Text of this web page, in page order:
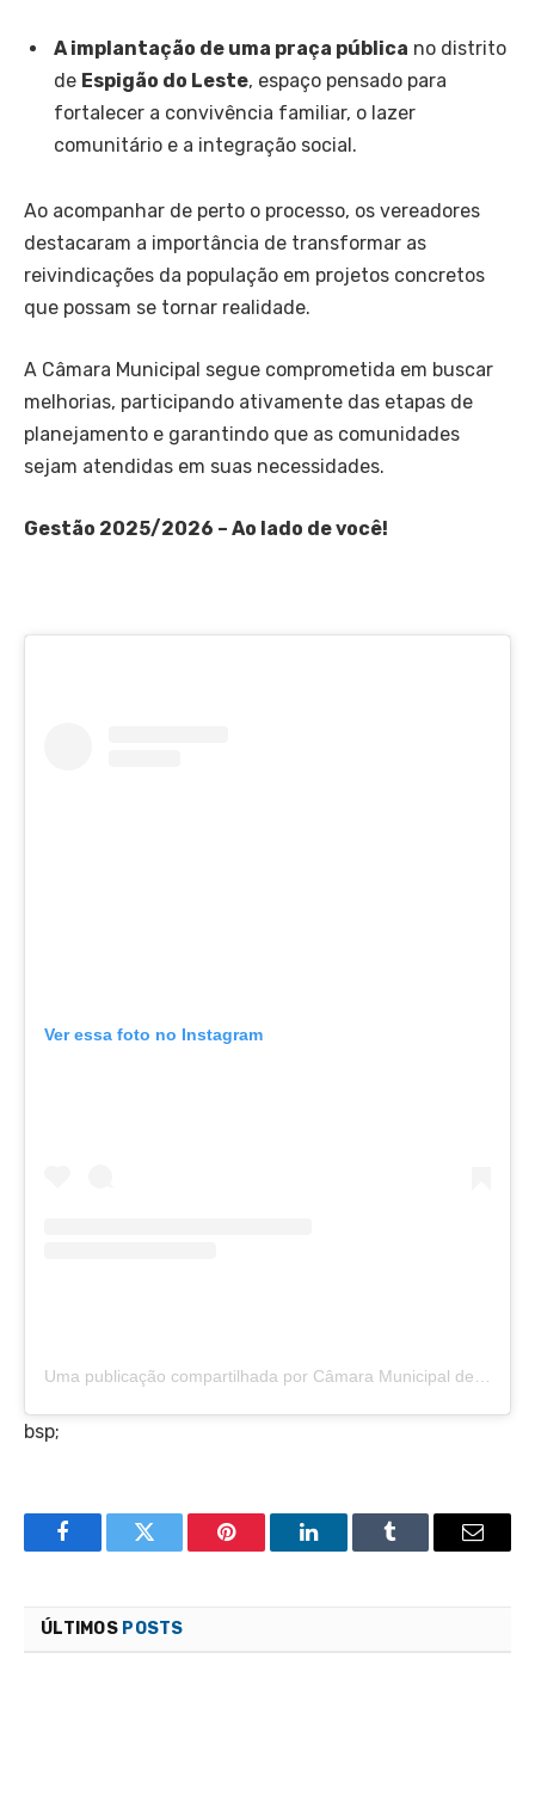
A implantação de uma praça pública no distrito
de Espigão do Leste, espaço pensado para
fortalecer a convivência familiar, o lazer
comunitário e a integração social.
Ao acompanhar de perto o processo, os vereadores
destacaram a importância de transformar as
reivindicações da população em projetos concretos
que possam se tornar realidade.
A Câmara Municipal segue comprometida em buscar
melhorias, participando ativamente das etapas de
planejamento e garantindo que as comunidades
sejam atendidas em suas necessidades.
Gestão 2025/2026 – Ao lado de você!
Ver essa foto no Instagram
bsp;
FacebookTwitter Pinterest LinkedInTumblr Email
ÚLTIMOS POSTS